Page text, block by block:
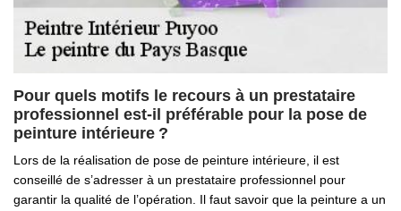
Pour quels motifs le recours à un prestataire
professionnel est-il préférable pour la pose de
peinture intérieure ?
Lors de la réalisation de pose de peinture intérieure, il est
conseillé de s’adresser à un prestataire professionnel pour
garantir la qualité de l’opération. Il faut savoir que la peinture a un